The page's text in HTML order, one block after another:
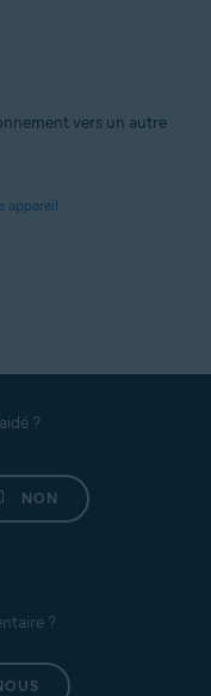
vers un autre
appareil
?
NON
?